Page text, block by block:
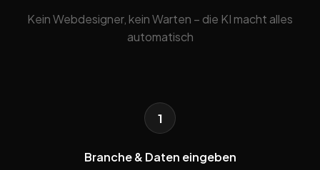
Kein Webdesigner, kein Warten – die KI macht alles
automatisch
1
Branche & Daten eingeben